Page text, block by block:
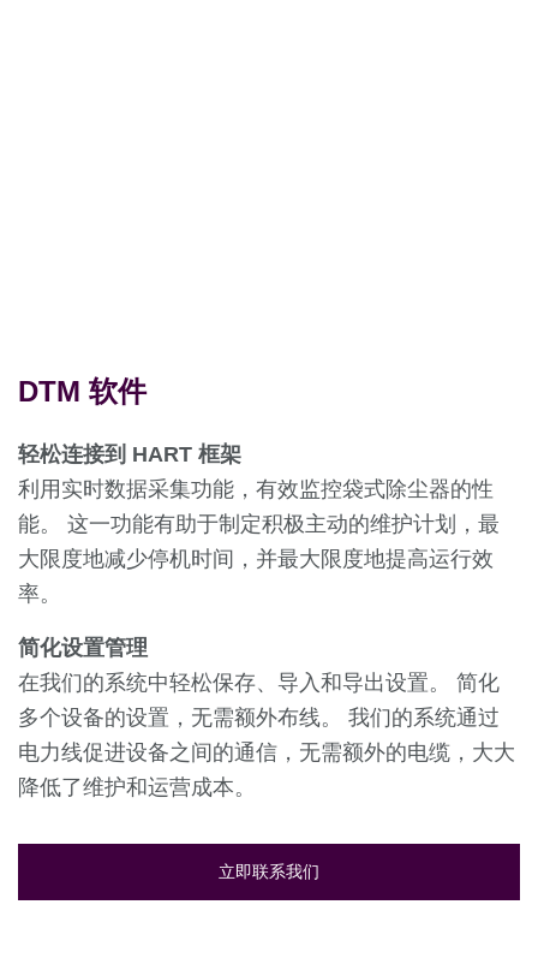
DTM 软件
轻松连接到 HART 框架
利用实时数据采集功能，有效监控袋式除尘器的性
能。 这一功能有助于制定积极主动的维护计划，最
大限度地减少停机时间，并最大限度地提高运行效
率。
简化设置管理
在我们的系统中轻松保存、导入和导出设置。 简化
多个设备的设置，无需额外布线。 我们的系统通过
电力线促进设备之间的通信，无需额外的电缆，大大
降低了维护和运营成本。
立即联系我们